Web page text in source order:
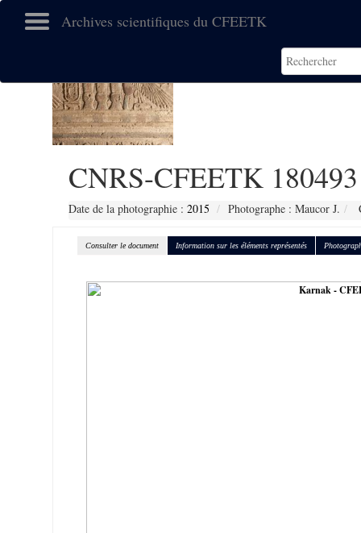
Archives scientifiques du CFEETK
CNRS-CFEETK 180493
Date de la photographie : 2015 Photographe : Maucor J.
Consulter le document Information sur les éléments représentés